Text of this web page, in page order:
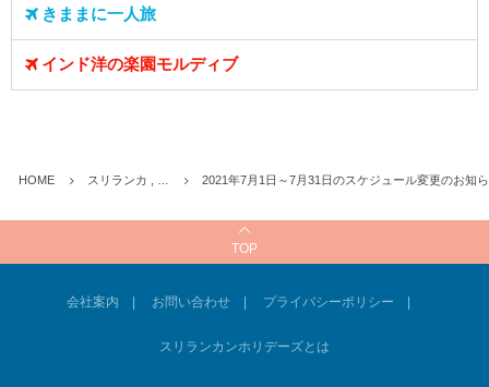
きままに一人旅
インド洋の楽園モルディブ
HOME スリランカ , … 2021年7月1日～7月31日のスケジュール変更のお知
TOP
会社案内 お問い合わせ プライバシーポリシー
スリランカンホリデーズとは